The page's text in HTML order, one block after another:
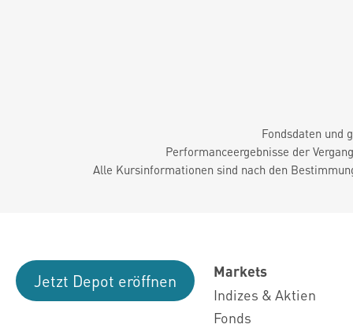
Fondsdaten und
Performanceergebnisse der
Alle Kursinformationen sind nach den
Jetzt Depot eröffnen
Markets
Indizes & Aktien
Fonds